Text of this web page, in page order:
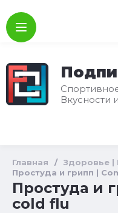
Вкусности
Главная / Здоровье |
Простуда и грипп |
Простуда и
cold flu